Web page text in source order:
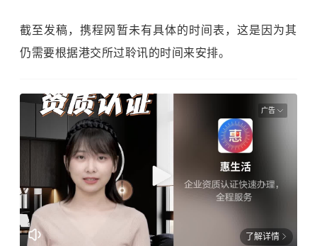
截至发稿，携程网暂未有具体的时间表，这是因为其
仍需要根据港交所过聆讯的时间来安排。
广告
了解详情